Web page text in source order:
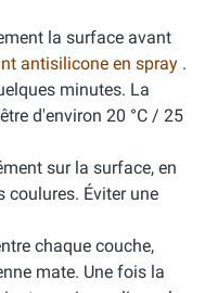
la surface avant
antisilicone en spray .
minutes. La
d'environ 20 °C / 25
sur la surface, en
coulures. Éviter une
chaque couche,
mate. Une fois la